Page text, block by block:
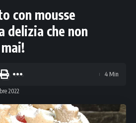
con mousse
delizia che non
2022
4 Min